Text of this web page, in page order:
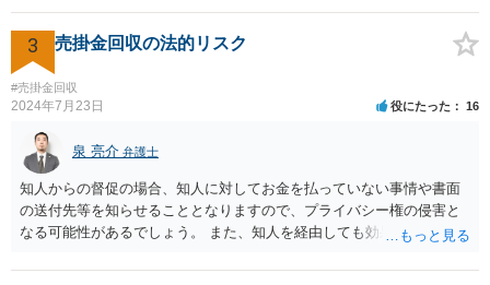
3 売掛金回収の法的リスク
#売掛金回収
2024年7月23日 役にたった 16
泉 亮介 弁護士
知人からの督促の場合、知人に対してお金を払っていない事情や書面
の送付先等を知らせることとなりますので、プライバシー権の侵害と
なる可能性があるでしょう。 また、知人を経由しても効果はあまり期
や民事訴訟の提起等裁判手続きを試みた方が良いでしょう。